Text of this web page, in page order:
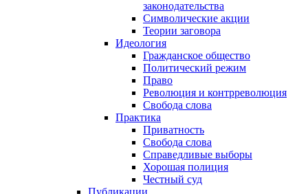
законодательства
Символические акции
Теории заговора
Идеология
Гражданское общество
Политический режим
Право
Революция и контрреволюция
Свобода слова
Практика
Приватность
Свобода слова
Справедливые выборы
Хорошая полиция
Честный суд
Публикации